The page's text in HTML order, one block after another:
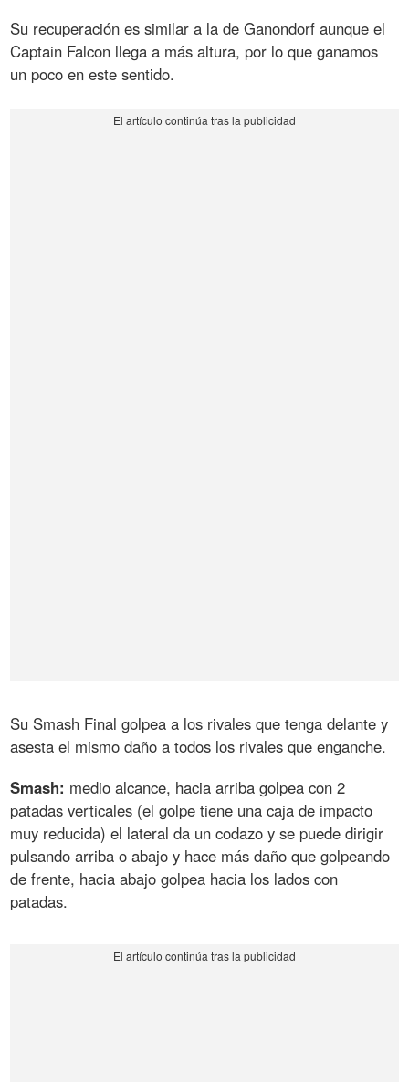
Su recuperación es similar a la de Ganondorf aunque el
Captain Falcon llega a más altura, por lo que ganamos
un poco en este sentido.
Su Smash Final golpea a los rivales que tenga delante y
asesta el mismo daño a todos los rivales que enganche.
Smash: medio alcance, hacia arriba golpea con 2
patadas verticales (el golpe tiene una caja de impacto
muy reducida) el lateral da un codazo y se puede dirigir
pulsando arriba o abajo y hace más daño que golpeando
de frente, hacia abajo golpea hacia los lados con
patadas.